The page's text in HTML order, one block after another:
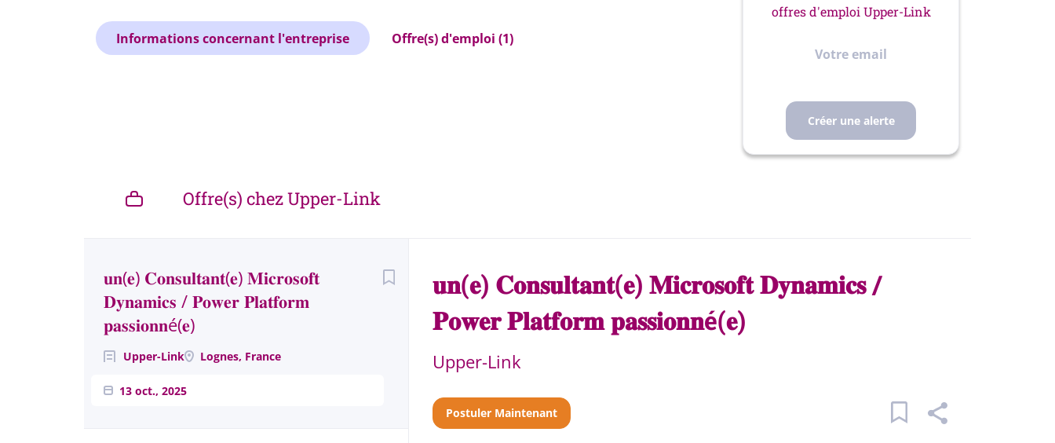
Informations concernant l'entreprise Offre(s) d'emploi (1)
offres d'emploi Upper-Link
Offre(s) chez Upper-Link
𝐮𝐧(𝐞) 𝐂𝐨𝐧𝐬𝐮𝐥𝐭𝐚𝐧𝐭(𝐞) 𝐌𝐢𝐜𝐫𝐨𝐬𝐨𝐟𝐭
𝐃𝐲𝐧𝐚𝐦𝐢𝐜𝐬 / 𝐏𝐨𝐰𝐞𝐫 𝐏𝐥𝐚𝐭𝐟𝐨𝐫𝐦
𝐩𝐚𝐬𝐬𝐢𝐨𝐧𝐧é(𝐞)
Upper-Link Lognes, France
13 oct., 2025
Next
job
𝐮𝐧(𝐞) 𝐂𝐨𝐧𝐬𝐮𝐥𝐭𝐚𝐧𝐭(𝐞) 𝐌𝐢𝐜𝐫𝐨𝐬𝐨𝐟𝐭 𝐃𝐲𝐧𝐚𝐦𝐢𝐜𝐬 /
𝐏𝐨𝐰𝐞𝐫 𝐏𝐥𝐚𝐭𝐟𝐨𝐫𝐦 𝐩𝐚𝐬𝐬𝐢𝐨𝐧𝐧é(𝐞)
Upper-Link
Postuler Maintenant